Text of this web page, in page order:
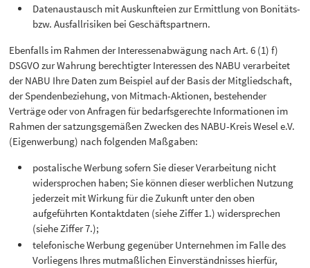
Datenaustausch mit Auskunfteien zur Ermittlung von Bonitäts-
bzw. Ausfallrisiken bei Geschäftspartnern.
Ebenfalls im Rahmen der Interessenabwägung nach Art. 6 (1) f)
DSGVO zur Wahrung berechtigter Interessen des NABU verarbeitet
der NABU Ihre Daten zum Beispiel auf der Basis der Mitgliedschaft,
der Spendenbeziehung, von Mitmach-Aktionen, bestehender
Verträge oder von Anfragen für bedarfsgerechte Informationen im
Rahmen der satzungsgemäßen Zwecken des NABU-Kreis Wesel e.V.
(Eigenwerbung) nach folgenden Maßgaben:
postalische Werbung sofern Sie dieser Verarbeitung nicht
widersprochen haben; Sie können dieser werblichen Nutzung
jederzeit mit Wirkung für die Zukunft unter den oben
aufgeführten Kontaktdaten (siehe Ziffer 1.) widersprechen
(siehe Ziffer 7.);
telefonische Werbung gegenüber Unternehmen im Falle des
Vorliegens Ihres mutmaßlichen Einverständnisses hierfür,